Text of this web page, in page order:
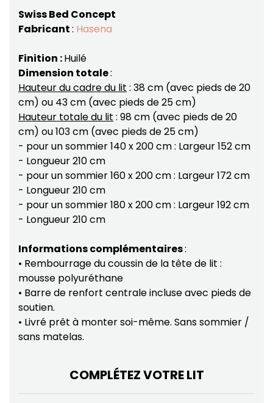
Swiss Bed Concept
Fabricant: Hasena
Finition :Huilé
Dimension totale:
Hauteur du cadre du lit : 38 cm (avec pieds de 20
cm) ou 43 cm (avec pieds de 25 cm)
Hauteur totale du lit : 98 cm (avec pieds de 20
cm) ou 103 cm (avec pieds de 25 cm)
- pour un sommier 140 x 200 cm : Largeur 152 cm
- Longueur 210 cm
- pour un sommier 160 x 200 cm : Largeur 172 cm
- Longueur 210 cm
- pour un sommier 180 x 200 cm : Largeur 192 cm
- Longueur 210 cm
Informations complémentaires:
• Rembourrage du coussin de la tête de lit :
mousse polyuréthane
• Barre de renfort centrale incluse avec pieds de
soutien.
• Livré prêt à monter soi-même. Sans sommier /
sans matelas.
COMPLÉTEZ VOTRE LIT